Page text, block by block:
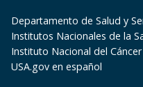
Departamento de Salud y
Institutos Nacionales de la
Instituto Nacional del Cáncer
USA.gov en español